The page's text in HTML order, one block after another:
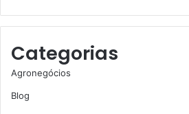
Categorias
Agronegócios
Blog